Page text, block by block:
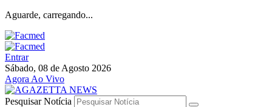
Aguarde, carregando...
Entrar
Sábado, 08 de Agosto 2026
Agora Ao Vivo
Pesquisar Notícia